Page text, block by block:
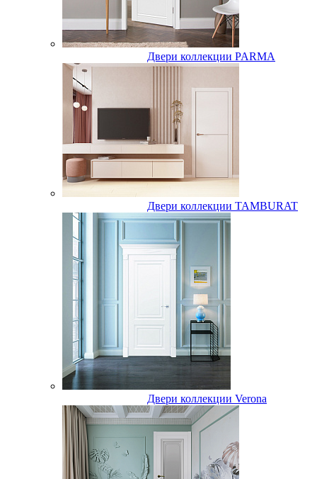
Двери коллекции PARMA
Двери коллекции TAMBURAT
Двери коллекции Verona